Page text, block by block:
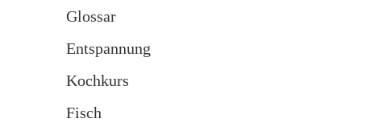
Glossar
Entspannung
Kochkurs
Fisch